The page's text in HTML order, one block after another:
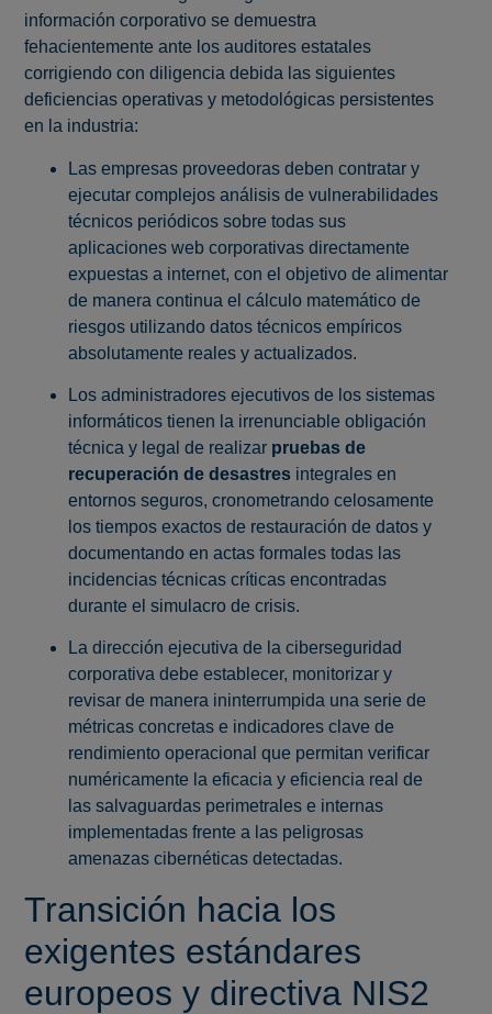
información corporativo se demuestra
fehacientemente ante los auditores estatales
corrigiendo con diligencia debida las siguientes
deficiencias operativas y metodológicas persistentes
en la industria:
Las empresas proveedoras deben contratar y
ejecutar complejos análisis de vulnerabilidades
técnicos periódicos sobre todas sus
aplicaciones web corporativas directamente
expuestas a internet, con el objetivo de alimentar
de manera continua el cálculo matemático de
riesgos utilizando datos técnicos empíricos
absolutamente reales y actualizados.
Los administradores ejecutivos de los sistemas
informáticos tienen la irrenunciable obligación
técnica y legal de realizar pruebas de
recuperación de desastres integrales en
entornos seguros, cronometrando celosamente
los tiempos exactos de restauración de datos y
documentando en actas formales todas las
incidencias técnicas críticas encontradas
durante el simulacro de crisis.
La dirección ejecutiva de la ciberseguridad
corporativa debe establecer, monitorizar y
revisar de manera ininterrumpida una serie de
métricas concretas e indicadores clave de
rendimiento operacional que permitan verificar
numéricamente la eficacia y eficiencia real de
las salvaguardas perimetrales e internas
implementadas frente a las peligrosas
amenazas cibernéticas detectadas.
Transición hacia los
exigentes estándares
europeos y directiva NIS2